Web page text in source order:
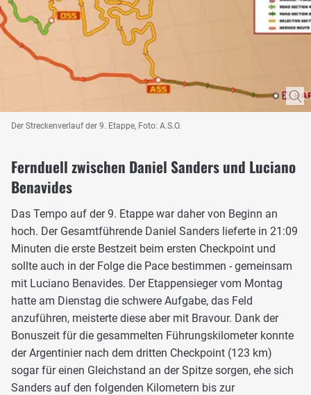
Der Streckenverlauf der 9. Etappe, Foto: A.S.O.
Fernduell zwischen Daniel Sanders und Luciano
Benavides
Das Tempo auf der 9. Etappe war daher von Beginn an
hoch. Der Gesamtführende Daniel Sanders lieferte in 21:09
Minuten die erste Bestzeit beim ersten Checkpoint und
sollte auch in der Folge die Pace bestimmen - gemeinsam
mit Luciano Benavides. Der Etappensieger vom Montag
hatte am Dienstag die schwere Aufgabe, das Feld
anzuführen, meisterte diese aber mit Bravour. Dank der
Bonuszeit für die gesammelten Führungskilometer konnte
der Argentinier nach dem dritten Checkpoint (123 km)
sogar für einen Gleichstand an der Spitze sorgen, ehe sich
Sanders auf den folgenden Kilometern bis zur